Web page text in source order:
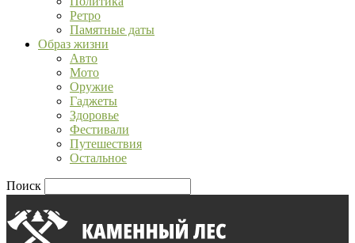
Ретро
Памятные даты
Образ жизни
Авто
Мото
Оружие
Гаджеты
Здоровье
Фестивали
Путешествия
Остальное
Поиск